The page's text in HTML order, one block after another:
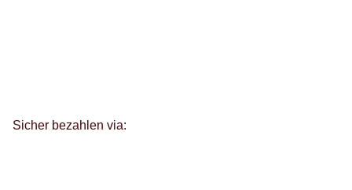
Sicher bezahlen via: